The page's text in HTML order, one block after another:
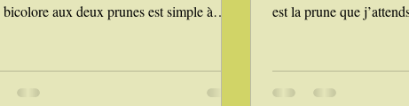
bicolore aux deux prunes est simple à
le jus, et des prunes bien mûres.
le mois d’août, c’est la pleine saison des
est la prune que
emblématique de la
mais rien n’empêche